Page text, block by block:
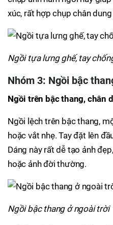
xúc, rất hợp chụp chân
Ngồi tựa lưng ghế, tay
Nhóm 3: Ngồi bậc
Ngồi trên bậc thang, chân
Ngồi lệch trên bậc thang,
hoặc vắt nhẹ. Tay đặt lên
Dáng này rất dễ tạo ảnh
hoặc ảnh đời thường.
Ngồi bậc thang ở ngoài trời